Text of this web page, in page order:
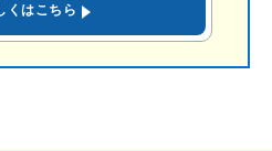
くはこちら